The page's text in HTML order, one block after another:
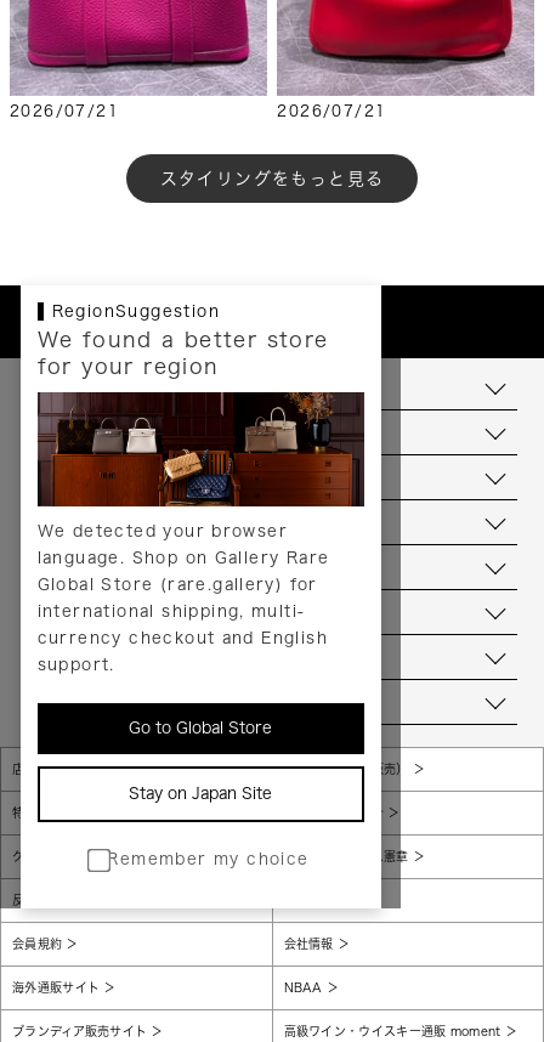
2026/07/21 2026/07/21
もっと見る
RegionSuggestion
We found a better store
for your region
We detected your browser
language. Shop on Gallery Rare
Global Store (rare.gallery) for
international shipping, multi-
currency checkout and English
support.
Go to Global Store
Stay on Japan Site
Remember my choice
お支払いについて
配送について
送料について
返品について
サービス
ヘルプ
お問い合わせ
当店について
店舗一覧 販売規約（店頭販売）
特定商取引法に基づく表示 個人情報保護方針
グローバルプライバシーポリシー コンプライアンス憲章
反社会的勢力に対する基本方針
会員規約 会社情報
海外通販サイト NBAA
ブランディア販売サイト 高級ワイン・ウイスキー通販 moment